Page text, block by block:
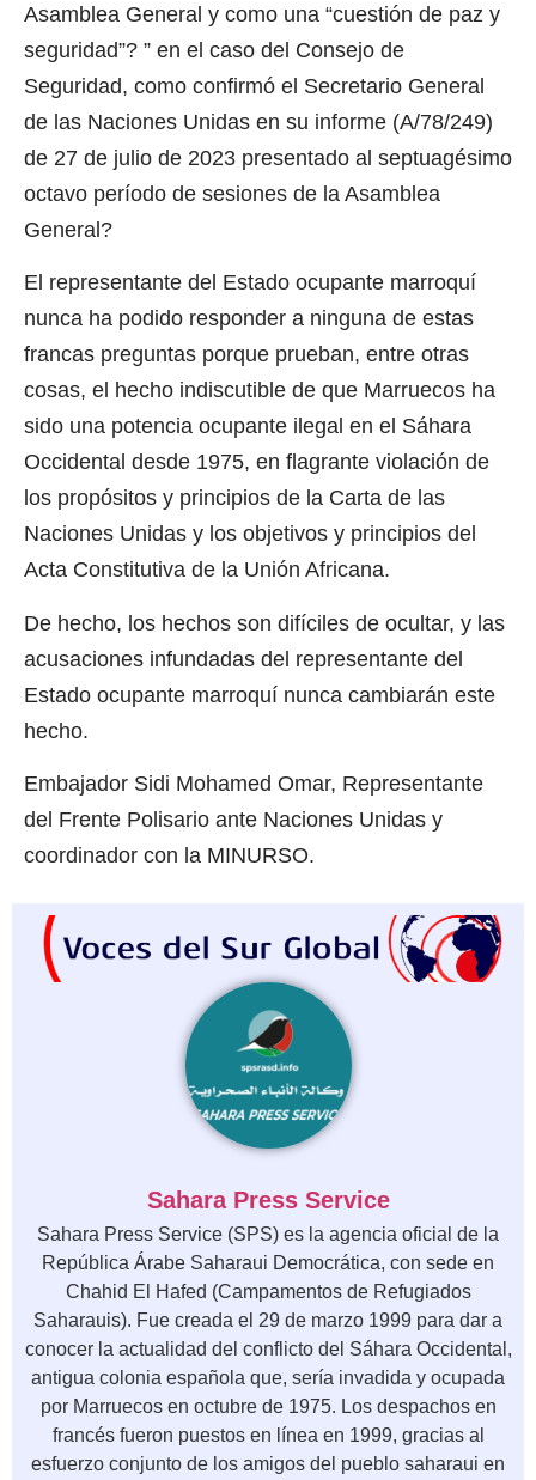
Asamblea General y como una “cuestión de paz y
seguridad”? ” en el caso del Consejo de
Seguridad, como confirmó el Secretario General
de las Naciones Unidas en su informe (A/78/249)
de 27 de julio de 2023 presentado al septuagésimo
octavo período de sesiones de la Asamblea
General?
El representante del Estado ocupante marroquí
nunca ha podido responder a ninguna de estas
francas preguntas porque prueban, entre otras
cosas, el hecho indiscutible de que Marruecos ha
sido una potencia ocupante ilegal en el Sáhara
Occidental desde 1975, en flagrante violación de
los propósitos y principios de la Carta de las
Naciones Unidas y los objetivos y principios del
Acta Constitutiva de la Unión Africana.
De hecho, los hechos son difíciles de ocultar, y las
acusaciones infundadas del representante del
Estado ocupante marroquí nunca cambiarán este
hecho.
Embajador Sidi Mohamed Omar, Representante
del Frente Polisario ante Naciones Unidas y
coordinador con la MINURSO.
Sahara Press Service
Sahara Press Service (SPS) es la agencia oficial de la
República Árabe Saharaui Democrática, con sede en
Chahid El Hafed (Campamentos de Refugiados
Saharauis). Fue creada el 29 de marzo 1999 para dar a
conocer la actualidad del conflicto del Sáhara Occidental,
antigua colonia española que, sería invadida y ocupada
por Marruecos en octubre de 1975. Los despachos en
francés fueron puestos en línea en 1999, gracias al
esfuerzo conjunto de los amigos del pueblo saharaui en